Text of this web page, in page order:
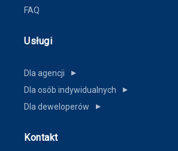
FAQ
Usługi
Dla agencji ▼
Dla osób indywidualnych ▼
Dla deweloperów ▼
Kontakt